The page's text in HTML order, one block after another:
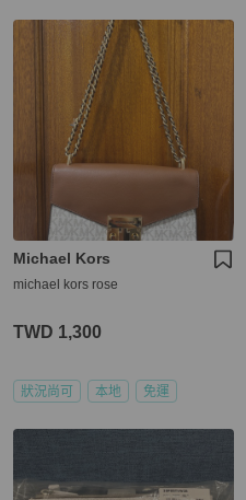
Michael Kors
michael kors rose
TWD 1,300
狀況尚可 本地 免運